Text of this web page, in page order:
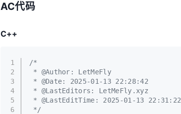
AC代码
C++
1
2
3
4
5
6
/*
* @Author: LetMeFly
* @Date: 2025-01-13 22:28:42
* @LastEditors: LetMeFly.xyz
* @LastEditTime: 2025-01-13 22:31:22
*/